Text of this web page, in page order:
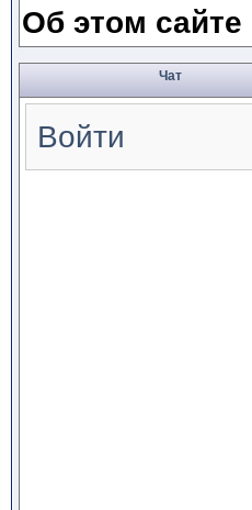
Об этом сайте
Чат
Войти